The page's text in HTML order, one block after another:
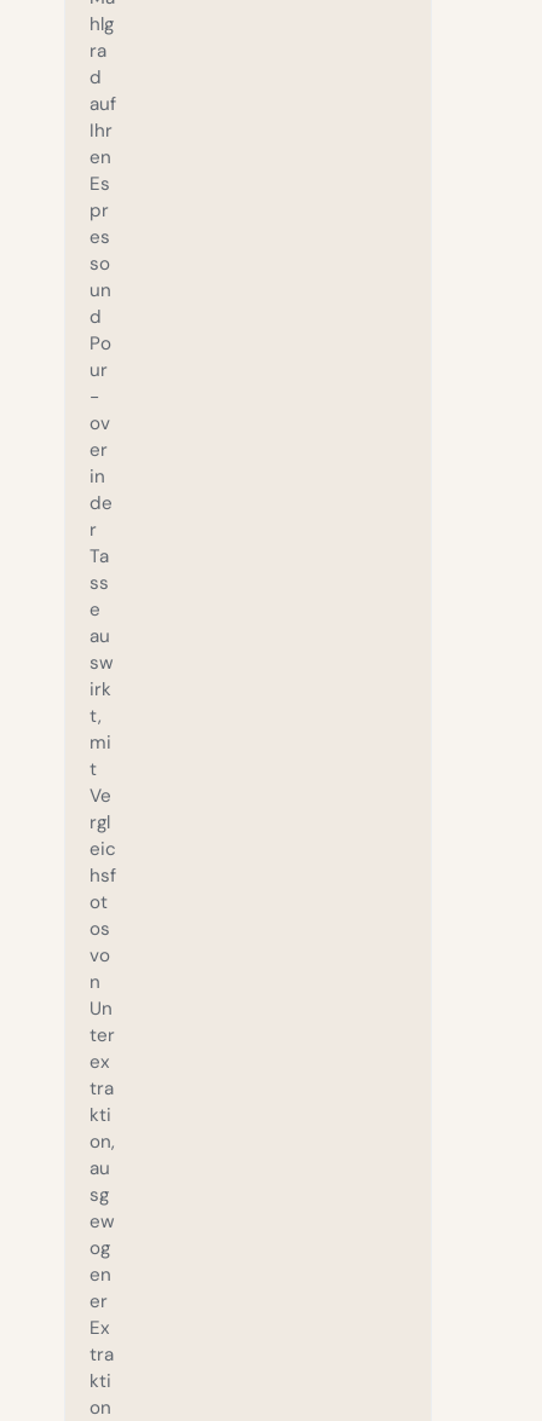
hlg
ra
d
auf
Ihr
en
Es
pr
es
so
un
d
Po
ur
-
ov
er
in
de
r
Ta
ss
e
au
sw
irk
t,
mi
t
Ve
rgl
eic
hsf
ot
os
vo
n
Un
ter
ex
tra
kti
on,
au
sg
ew
og
en
er
Ex
tra
kti
on